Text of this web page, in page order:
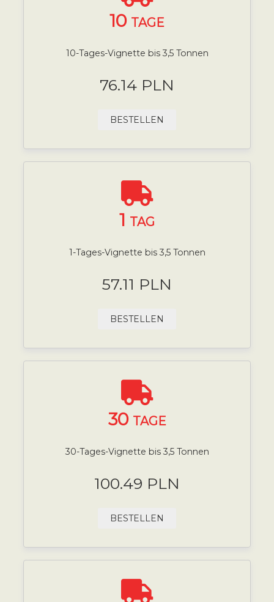
10 TAGE
10-Tages-Vignette bis 3,5 Tonnen
76.14 PLN
BESTELLEN
1 TAG
1-Tages-Vignette bis 3,5 Tonnen
57.11 PLN
BESTELLEN
30 TAGE
30-Tages-Vignette bis 3,5 Tonnen
100.49 PLN
BESTELLEN